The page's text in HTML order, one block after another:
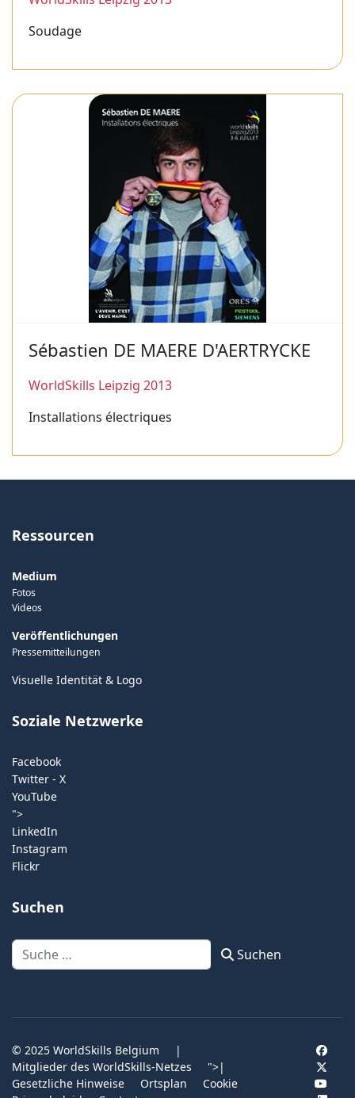
Soudage
Sébastien DE MAERE D'AERTRYCKE
WorldSkills Leipzig 2013
Installations électriques
Ressourcen
Medium
Fotos
Videos
Veröffentlichungen
Pressemitteilungen
Visuelle Identität & Logo
Soziale Netzwerke
Facebook
Twitter - X
YouTube
">
LinkedIn
Instagram
Flickr
Suchen
Suchen Suchen
© 2025 WorldSkills Belgium
|
Mitglieder des WorldSkills-Netzes
">|
Gesetzliche Hinweise
Ortsplan
Cookie